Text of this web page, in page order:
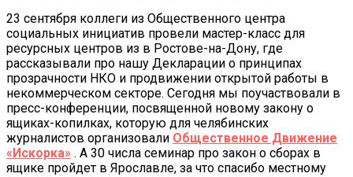
23 сентября коллеги из Общественного центра
социальных инициатив провели мастер-класс для
ресурсных центров из в Ростове-на-Дону, где
рассказывали про нашу Декларации о принципах
прозрачности НКО и продвижении открытой работы в
некоммерческом секторе. Сегодня мы поучаствовали в
пресс-конференции, посвященной новому закону о
ящиках-копилках, которую для челябинских
журналистов организовали Общественное Движение
«Искорка» . А 30 числа семинар про закон о сборах в
ящике пройдет в Ярославле, за что спасибо местному